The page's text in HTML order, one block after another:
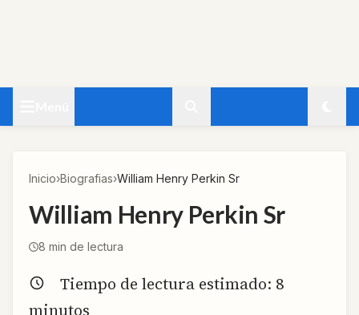
Inicio›Biografias›William Henry Perkin Sr
William Henry Perkin Sr
8 min de lectura
Tiempo de lectura estimado: 8
minutos